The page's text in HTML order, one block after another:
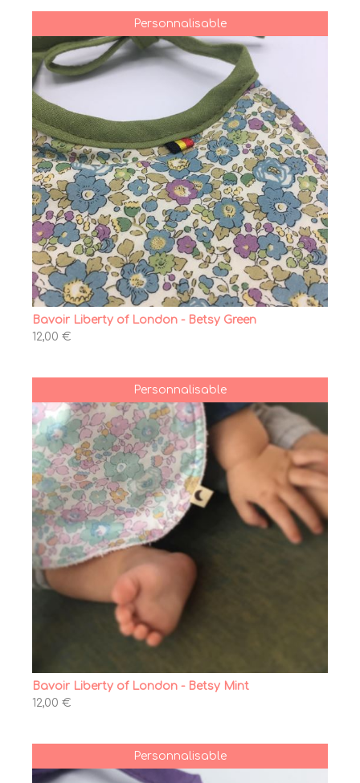
Personnalisable
Bavoir Liberty of London - Betsy Green
12,00 €
Personnalisable
Bavoir Liberty of London - Betsy Mint
12,00 €
Personnalisable